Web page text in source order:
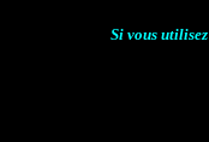
Si vous